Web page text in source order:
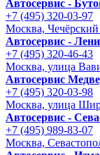
Автосервис -
+7 (495) 320-03-97
Москва, Чечёрский
Автосервис -
+7 (495) 320-46-43
Москва, улица
Автосервис
+7 (495) 320-03-98
Москва, улица
Автосервис -
+7 (495) 989-83-07
Москва,